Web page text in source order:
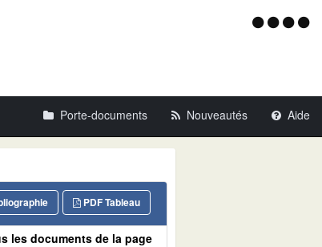
Menu
Porte-documents Nouveautés Aide
PDF Tableau
les documents de la page